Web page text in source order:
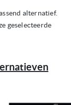
alternatief.
geselecteerde